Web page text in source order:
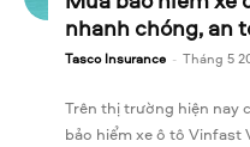
nhanh chóng, an
Tasco Insurance - Tháng 5
Trên thị trường hiện nay
bảo hiểm xe ô tô Vinfast